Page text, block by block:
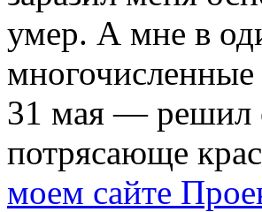
умер. А мне в
31 мая — решил
потрясающе
моем сайте